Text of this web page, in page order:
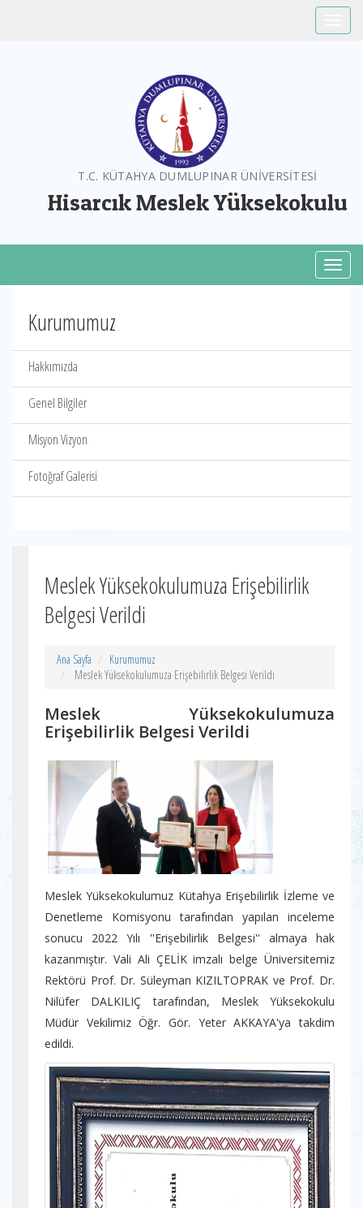
T.C. KÜTAHYA DUMLUPINAR ÜNİVERSİTESİ
Hisarcık Meslek Yüksekokulu
Kurumumuz
Hakkımızda
Genel Bilgiler
Misyon Vizyon
Fotoğraf Galerisi
Meslek Yüksekokulumuza Erişebilirlik
Belgesi Verildi
Ana Sayfa
Kurumumuz
Meslek Yüksekokulumuza Erişebilirlik Belgesi Verildi
Meslek Yüksekokulumuza
Erişebilirlik Belgesi Verildi
Meslek Yüksekokulumuz Kütahya Erişebilirlik İzleme ve
Denetleme Komisyonu tarafından yapılan inceleme
sonucu 2022 Yılı ''Erişebilirlik Belgesi'' almaya hak
kazanmıştır. Vali Ali ÇELİK imzalı belge Üniversitemiz
Rektörü Prof. Dr. Süleyman KIZILTOPRAK ve Prof. Dr.
Nilüfer DALKILIÇ tarafından, Meslek Yüksekokulu
Müdür Vekilimiz Öğr. Gör. Yeter AKKAYA'ya takdim
edildi.